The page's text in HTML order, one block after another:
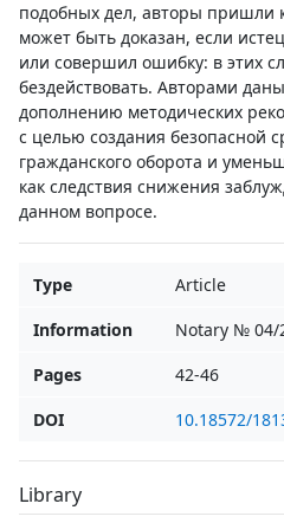
подобных дел, авторы пришли
может быть доказан, если
или совершил ошибку: в этих
бездействовать. Авторами
дополнению методических
с целью создания безопасной
гражданского оборота и
как следствия снижения
данном вопросе.
Type
Article
Information
Notary № 04/
Pages
42-46
DOI
10.18572/
Library